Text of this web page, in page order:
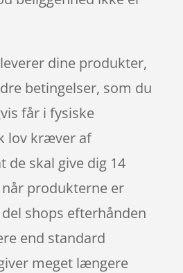
dine produkter,
betingelser, som du
får i fysiske
lov kræver af
de skal give dig 14
produkterne er
shops efterhånden
end standard
meget længere